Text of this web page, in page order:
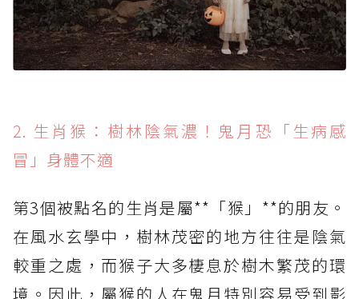
2. 生肖猴：樹林陰氣濃！鬼月恐「生病感
冒」身體不適
第3個被點名的生肖是屬**「猴」**的朋友。
在風水玄學中，樹林茂密的地方往往是陰氣
較重之處，而猴子大多棲息於樹木繁茂的環
境。因此，屬猴的人在鬼月特別容易受到影